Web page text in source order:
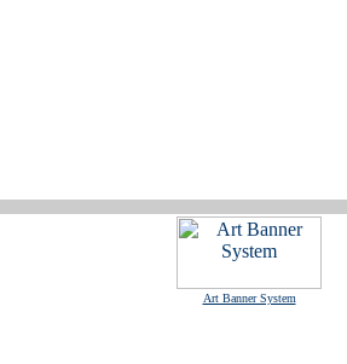
Art Banner System